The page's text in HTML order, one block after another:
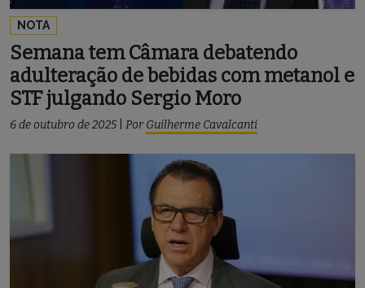
NOTA
Semana tem Câmara debatendo
adulteração de bebidas com metanol e
STF julgando Sergio Moro
6 de outubro de 2025 Por Guilherme Cavalcanti